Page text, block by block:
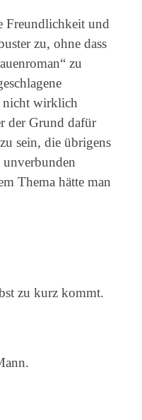
Freundlichkeit und
zu, ohne dass
zu
nicht wirklich
der Grund dafür
sein, die übrigens
Thema hätte man
zu kurz kommt.